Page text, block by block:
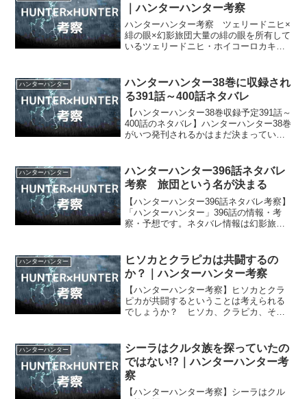
｜ハンターハンター考察
ハンターハンター考察 ツェリードニヒ×
緋の眼×幻影旅団大量の緋の眼を所有して
いるツェリードニヒ・ホイコーロカキン
とが明らかになっていますが…（ハンタ
ーハンター33巻 N...
ハンターハンター
ハンターハンター38巻に収録され
る391話～400話ネタバレ
【ハンターハンター38巻収録予定391話～
400話のネタバレ】ハンターハンター38巻
がいつ発刊されるかはまだ決まっていま
ハンターハンター
ハンターハンター396話ネタバレ
考察 旅団という名が決まる
【ハンターハンター396話ネタバレ考察】
「ハンターハンター」396話の情報・考
察・予想です。ネタバレ情報は幻影旅団
ロの仲間に加わり、「旅団」という名の
由来が判明します。
ハンターハンター
ヒソカとクラピカは共闘するの
か？｜ハンターハンター考察
【ハンターハンター考察】ヒソカとクラ
ピカが共闘するということは考えられる
でしょうか？ ヒソカ、クラピカ、そし
が。
ハンターハンター
シーラはクルタ族を探っていたの
ではない!?｜ハンターハンター考
察
【ハンターハンター考察】シーラはクル